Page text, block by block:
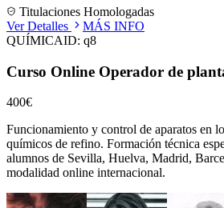
Titulaciones Homologadas
Ver Detalles
MÁS INFO
QUÍMICAID: q8
Curso Online Operador de
400€
Funcionamiento y control de aparatos en
químicos de refino. Formación técnica
alumnos de Sevilla, Huelva, Madrid,
modalidad online internacional.